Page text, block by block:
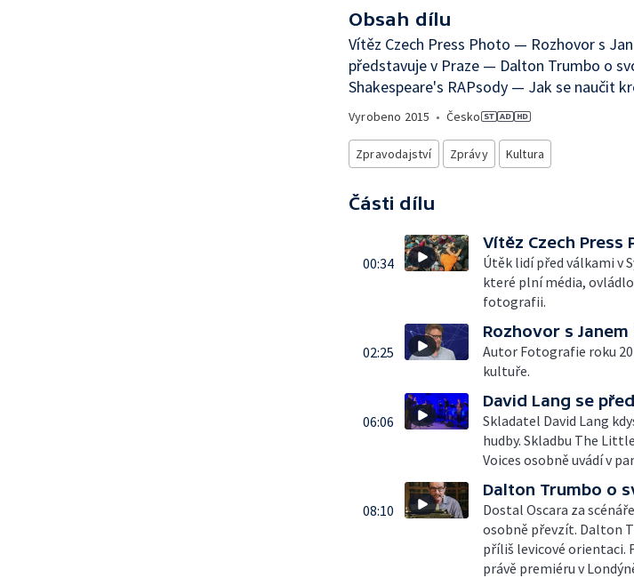
Obsah dílu
Vítěz Czech Press Photo — Rozhovor s
představuje v Praze — Dalton Trumbo o
Shakespeare's RAPsody — Jak se naučit
Vyrobeno 2015 • Česko
Zpravodajství Zprávy Kultura
Části dílu
00:34
Vítěz Czech Press
Útěk lidí před válkami v
které plní média,
fotografii.
02:25
Rozhovor s
Autor Fotografie roku
kultuře.
06:06
David Lang se
Skladatel David Lang
hudby. Skladbu The
Voices osobně uvádí v
08:10
Dalton Trumbo o
Dostal Oscara za
osobně převzít. Dalton
příliš levicové orientaci.
právě premiéru v